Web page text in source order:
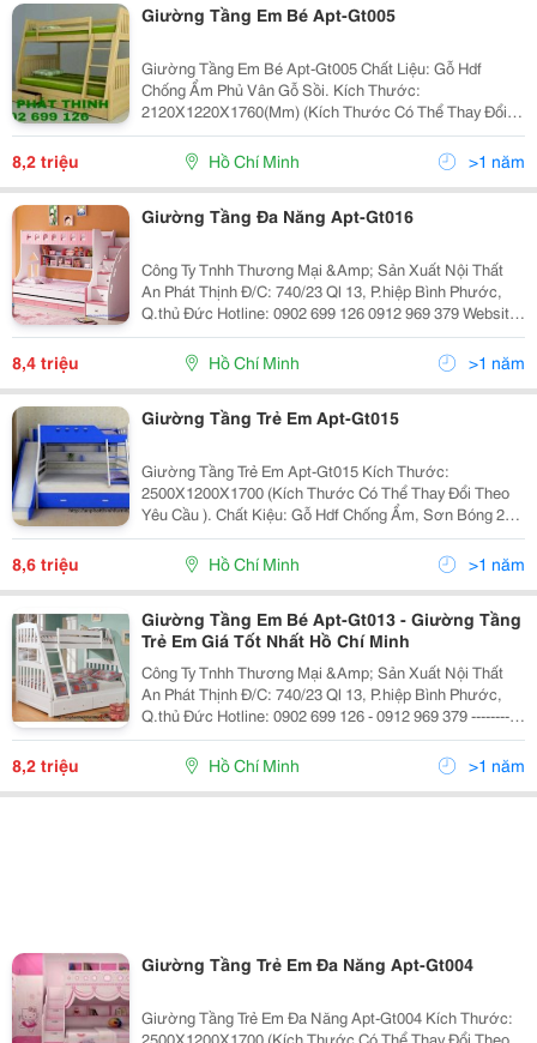
Giường Tầng Em Bé Apt-Gt005
Giường Tầng Em Bé Apt-Gt005 Chất Liệu: Gỗ Hdf
Chống Ẩm Phủ Vân Gỗ Sồi. Kích Thước:
2120X1220X1760(Mm) (Kích Thước Có Thể Thay Đổi
Theo Yêu Cầu) Bảo Hành 5 Năm. Giao Hàng Và Lắp Đặt
Tận Nơi Miễn Phí Khu Vực Tp.hcm Công Ty Tn
8,2 triệu Hồ Chí Minh >1 năm
Giường Tầng Đa Năng Apt-Gt016
Công Ty Tnhh Thương Mại &Amp; Sản Xuất Nội Thất
An Phát Thịnh Đ/C: 740/23 Ql 13, P.hiệp Bình Phước,
Q.thủ Đức Hotline: 0902 699 126 0912 969 379 Website:
Http://Anphatthinhfurniture.com Giường Tầng Đa Năng
Apt-Gt016 Kích Thước
8,4 triệu Hồ Chí Minh >1 năm
Giường Tầng Trẻ Em Apt-Gt015
Giường Tầng Trẻ Em Apt-Gt015 Kích Thước:
2500X1200X1700 (Kích Thước Có Thể Thay Đổi Theo
Yêu Cầu ). Chất Kiệu: Gỗ Hdf Chống Ẩm, Sơn Bóng 2K
Bảo Hành 5 Năm Giao Hàng Và Lắp Đặt Miễn Phí Tại
Tp.hcm Công Ty Tnhh Thương Mại
8,6 triệu Hồ Chí Minh >1 năm
Giường Tầng Em Bé Apt-Gt013 - Giường Tầng
Trẻ Em Giá Tốt Nhất Hồ Chí Minh
Công Ty Tnhh Thương Mại &Amp; Sản Xuất Nội Thất
An Phát Thịnh Đ/C: 740/23 Ql 13, P.hiệp Bình Phước,
Q.thủ Đức Hotline: 0902 699 126 - 0912 969 379 -----------
- Giường Tầng Em Bé Apt-Gt013 Chất Liệu: Gỗ Hdf
Chống Ẩm Sơn Tr
8,2 triệu Hồ Chí Minh >1 năm
Giường Tầng Trẻ Em Đa Năng Apt-Gt004
Giường Tầng Trẻ Em Đa Năng Apt-Gt004 Kích Thước:
2500X1200X1700 (Kích Thước Có Thể Thay Đổi Theo